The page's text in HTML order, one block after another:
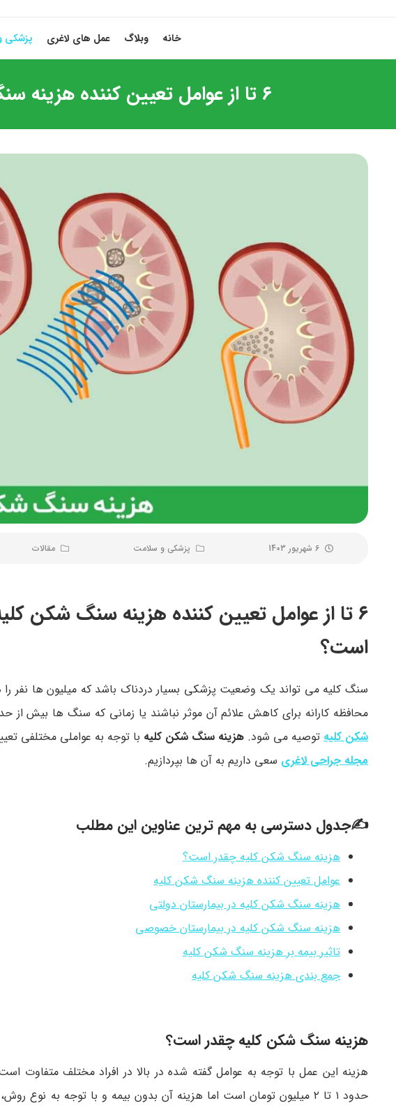
خانه وبلاگ عمل های لاغری پزشکی
۶ تا از عوامل تعیین کننده هزینه سنگ شکن کلیه + هزینه عمل سنگ شکن کلیه چقدر است؟
6 شهریور 1403 پزشکی و سلامت مقالات
۶ تا از عوامل تعیین کننده هزینه سنگ شکن
است؟
سنگ کلیه می تواند یک وضعیت پزشکی بسیار دردناک باشد که میلیون ها نفر
محافظه کارانه برای کاهش علائم آن موثر نباشند یا زمانی که سنگ ها بیش از
شکن کلیه توصیه می شود. هزینه سنگ شکن کلیه با توجه به عواملی مختلفی
مجله جراحی لاغری سعی داریم به آن ها بپردازیم.
✍جدول دسترسی به مهم ترین عناوین این مطلب
هزینه سنگ شکن کلیه چقدر است؟
عوامل تعیین کننده هزینه سنگ شکن کلیه
هزینه سنگ شکن کلیه در بیمارستان دولتی
هزینه سنگ شکن کلیه در بیمارستان خصوصی
تاثیر بیمه بر هزینه سنگ شکن کلیه
جمع بندی هزینه سنگ شکن کلیه
هزینه سنگ شکن کلیه چقدر است؟
هزینه این عمل با توجه به عوامل گفته شده در بالا در افراد مختلف متفاوت